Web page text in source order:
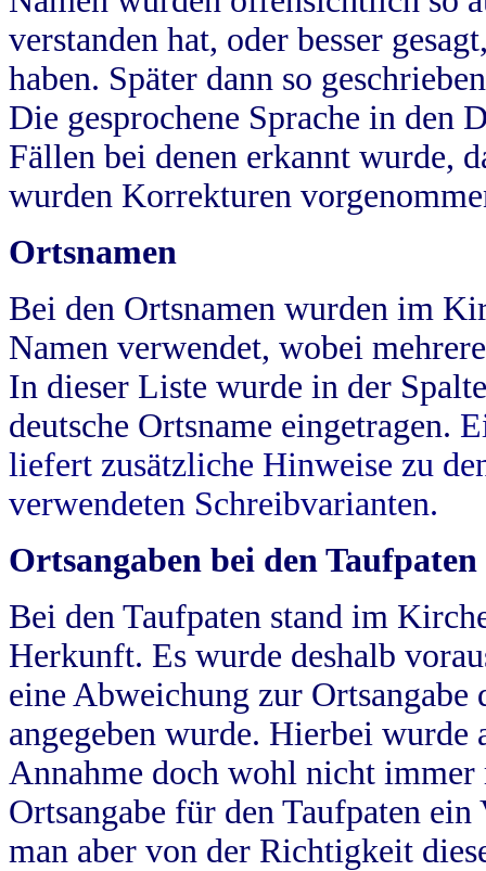
verstanden hat, oder besser
haben. Später dann so
Die gesprochene Sprache in
Fällen bei denen erkannt wurde,
wurden Korrekturen
Ortsnamen
Bei den Ortsnamen wurden im
Namen verwendet, wobei
In dieser Liste wurde in der
deutsche Ortsname eingetragen.
liefert zusätzliche Hinweise zu
verwendeten Schreibvarianten.
Ortsangaben bei den Taufpaten
Bei den Taufpaten stand im
Herkunft. Es wurde deshalb
eine Abweichung zur
angegeben wurde. Hierbei wurde
Annahme doch wohl nicht
Ortsangabe für den Taufpaten
man aber von der Richtigkeit